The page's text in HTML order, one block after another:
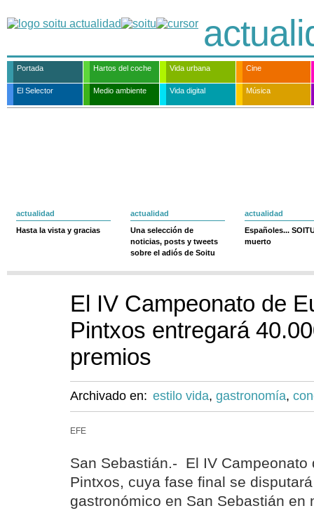
Portada Hartos del coche Vida urbana Cine
El Selector Medio ambiente Vida digital Música
actualidad
Hasta la vista y gracias
actualidad
Una selección de
noticias, posts y tweets
sobre el adiós de Soitu
actualidad
Españoles...
muerto
El IV Campeonato de
Pintxos entregará
premios
Archivado en: estilo vida, gastronomía,
EFE
San Sebastián.- El IV Campeonato
Pintxos, cuya fase final se
gastronómico en San Sebastián en